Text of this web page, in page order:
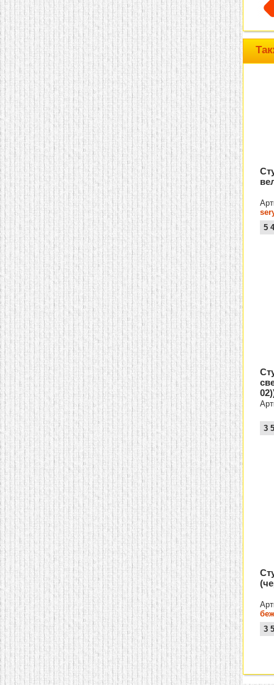
домашнем использовании.
Эта мебель имеет
некоторые преимущества
перед той же стенкой для
гостиной, к примеру,
поскольку она более
легкая и не загромождает
пространство. В спальне
этот предмет можно
поставить у изголовья
кровати, чтобы заполнить
пустующее там
место.
Также стеллажи
очень часто используют в
качестве разграничителей
комнаты, например, на
рабочую зону и
пространство для отдыха.
Особенно это актуально
для однокомнатных
квартир.
5
3
3